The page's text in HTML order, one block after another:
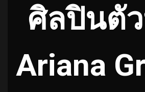
ศิลปินตั
Ariana